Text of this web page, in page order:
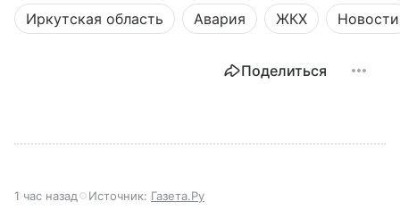
Иркутская область Авария ЖКХ Новости
Поделиться
1 час назад Источник: Газета.Ру